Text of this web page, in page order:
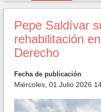
Pepe Saldívar
rehabilitación
Derecho
Fecha de publicación
Miércoles, 01 Julio 2026